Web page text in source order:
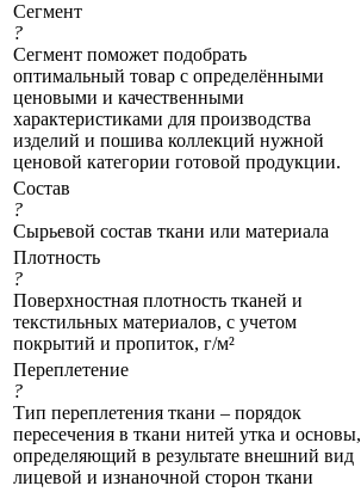
Сегмент
?
Сегмент поможет подобрать
оптимальный товар с определёнными
ценовыми и качественными
характеристиками для производства
изделий и пошива коллекций нужной
ценовой категории готовой продукции.
Состав
?
Сырьевой состав ткани или материала
Плотность
?
Поверхностная плотность тканей и
текстильных материалов, с учетом
покрытий и пропиток, г/м²
Переплетение
?
Тип переплетения ткани – порядок
пересечения в ткани нитей утка и основы,
определяющий в результате внешний вид
лицевой и изнаночной сторон ткани